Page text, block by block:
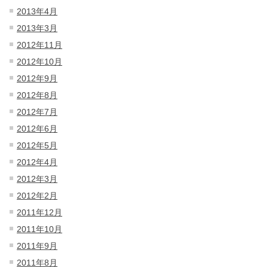
2013年4月
2013年3月
2012年11月
2012年10月
2012年9月
2012年8月
2012年7月
2012年6月
2012年5月
2012年4月
2012年3月
2012年2月
2011年12月
2011年10月
2011年9月
2011年8月